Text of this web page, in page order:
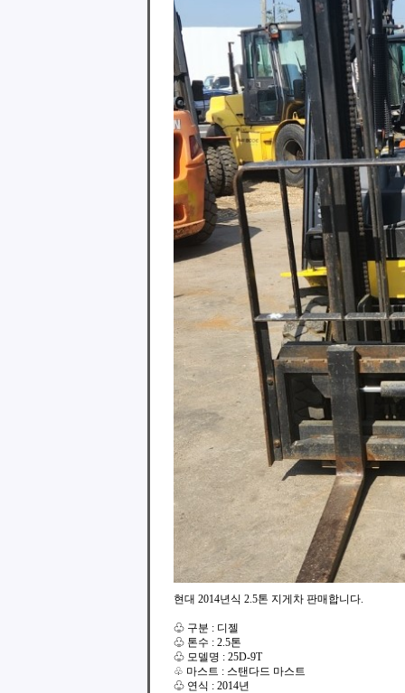
현대 2014년식 2.5톤 지게차 판매합니다.
♧ 구분 : 디젤
♧ 톤수 : 2.5톤
♧ 모델명 : 25D-9T
♧ 마스트 : 스탠다드 마스트
♧ 연식 : 2014년